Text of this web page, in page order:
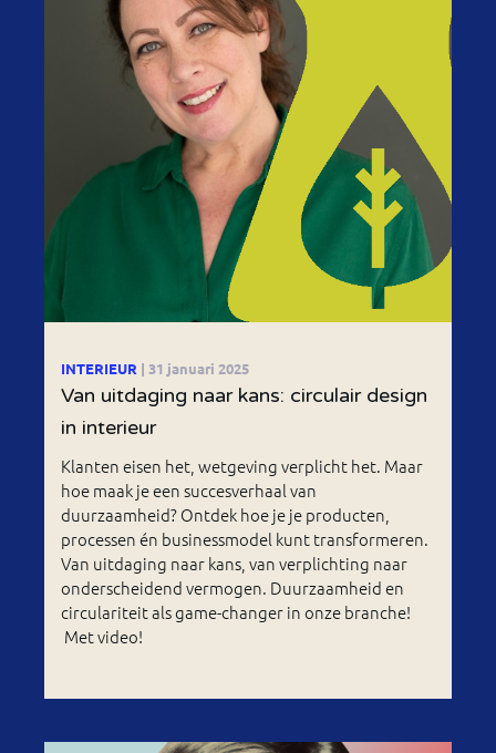
INTERIEUR | 31 januari 2025
Van uitdaging naar kans: circulair design
in interieur
Klanten eisen het, wetgeving verplicht het. Maar
hoe maak je een succesverhaal van
duurzaamheid? Ontdek hoe je je producten,
processen én businessmodel kunt transformeren.
Van uitdaging naar kans, van verplichting naar
onderscheidend vermogen. Duurzaamheid en
circulariteit als game-changer in onze branche!
Met video!